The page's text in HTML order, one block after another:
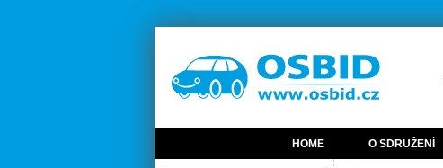
HOME O SDRUŽENÍ